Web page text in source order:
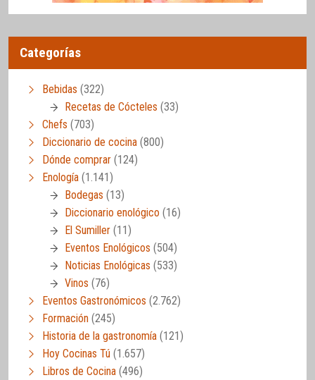
Categorías
Bebidas (322)
Recetas de Cócteles (33)
Chefs (703)
Diccionario de cocina (800)
Dónde comprar (124)
Enología (1.141)
Bodegas (13)
Diccionario enológico (16)
El Sumiller (11)
Eventos Enológicos (504)
Noticias Enológicas (533)
Vinos (76)
Eventos Gastronómicos (2.762)
Formación (245)
Historia de la gastronomía (121)
Hoy Cocinas Tú (1.657)
Libros de Cocina (496)